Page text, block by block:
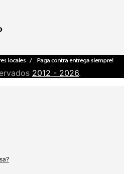
2012 - 2026.